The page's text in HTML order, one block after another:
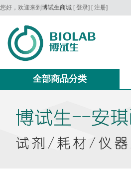
您好，欢迎来到 博试生商城 [ 登录] [ 注册]
全部商品分类